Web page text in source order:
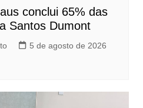
conclui 65% das
Santos Dumont
5 de agosto de 2026